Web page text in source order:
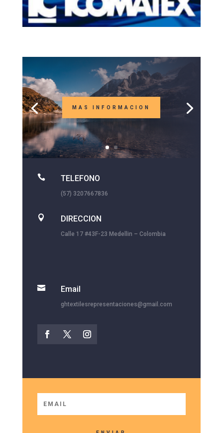
MAS INFORMACION
 TELEFONO
(57) 3207667836
 DIRECCION
Calle 17 #43F-23 Medellin – Colombia
 Email
ghtextilesrepresentaciones@gmail.com